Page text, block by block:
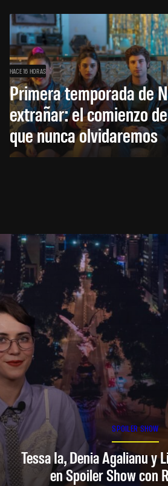
HACE 16 HORAS
Primera temporada de
extrañar: el comienzo
que nunca olvidaremos
SPOILER SHOW
Tessa Ia, Denia Agalianu y
en Spoiler Show con